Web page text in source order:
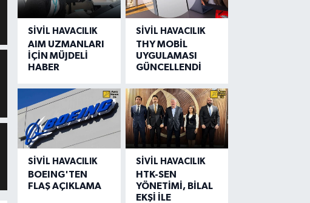
SIVIL HAVACILIK
AIM UZMANLARI
İÇİN MÜJDELİ
HABER
SIVIL HAVACILIK
THY MOBİL
UYGULAMASI
GÜNCELLENDİ
SIVIL HAVACILIK
BOEING'TEN
FLAŞ AÇIKLAMA
SIVIL HAVACILIK
HTK-SEN
YÖNETİMİ, BİLAL
EKŞİ İLE